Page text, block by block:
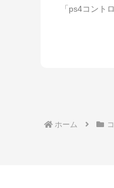
「ps4コント
ホーム